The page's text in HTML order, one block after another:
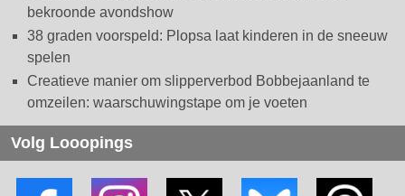
bekroonde avondshow
38 graden voorspeld: Plopsa laat kinderen in de sneeuw
spelen
Creatieve manier om slipperverbod Bobbejaanland te
omzeilen: waarschuwingstape om je voeten
Volg Looopings